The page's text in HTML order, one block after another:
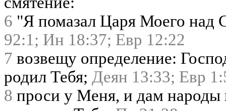
6 "Я помазал Царя Моего
92:1; Ин 18:37; Евр 12:22
7 возвещу определение:
родил Тебя; Деян 13:33; Евр
8 проси у Меня, и дам народы